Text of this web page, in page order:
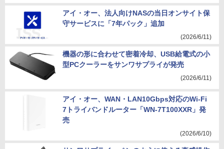
アイ・オー、法人向けNASの当日オンサイト保
守サービスに「7年パック」追加
(2026/6/11)
機器の形に合わせて密着冷却、USB給電式の小
型PCクーラーをサンワサプライが発売
(2026/6/11)
アイ・オー、WAN・LAN10Gbps対応のWi-Fi
7トライバンドルーター「WN-7T100XXR」発
売
(2026/6/10)